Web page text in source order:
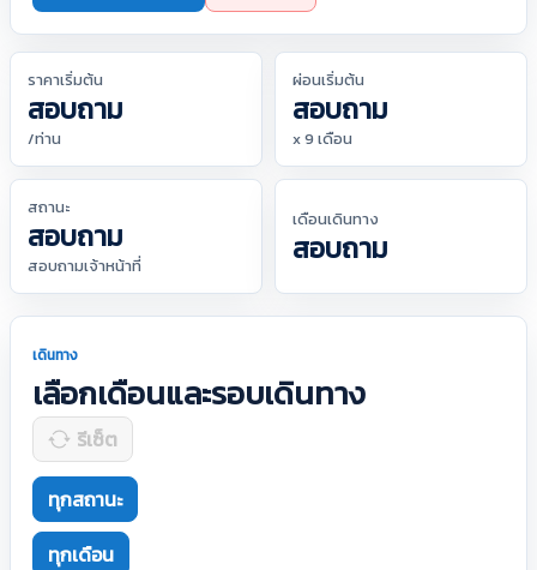
ราคาเริ่มต้น
สอบถาม
/ท่าน
ผ่อนเริ่มต้น
สอบถาม
x 9 เดือน
สถานะ
สอบถาม
สอบถามเจ้าหน้าที่
เดือนเดินทาง
สอบถาม
เดินทาง
เลือกเดือนและรอบเดินทาง
รีเซ็ต
ทุกสถานะ
ทุกเดือน